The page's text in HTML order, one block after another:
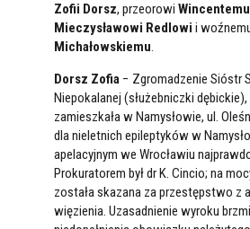
Zofii Dorsz, przeorowi
Mieczysławowi Redlowi i
Michałowskiemu.
Dorsz Zofia − Zgromadzenie Sióstr
Niepokalanej (służebniczki dębickie),
zamieszkała w Namysłowie, ul.
dla nieletnich epileptyków w
apelacyjnym we Wrocławiu
Prokuratorem był dr K. Cincio; na
została skazana za przestępstwo z
więzienia. Uzasadnienie wyroku